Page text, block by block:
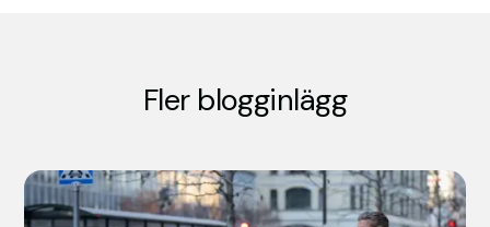
Fler blogginlägg